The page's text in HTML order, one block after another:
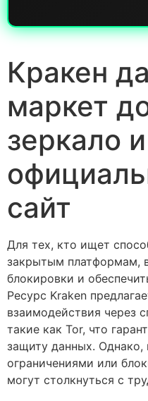
Кракен
маркет
зеркало и
сайт
Для тех, кто ищет
закрытым платформам,
блокировки и
Ресурс Kraken
взаимодействия через
такие как Tor, что
защиту данных. Однако,
ограничениями или
могут столкнуться с